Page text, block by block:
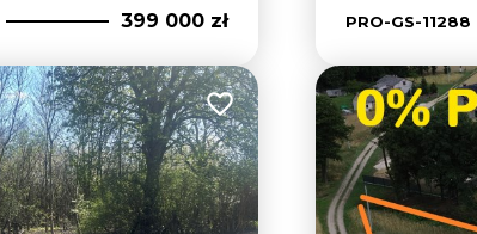
399 000 zł PRO-GS-11288
Dodaj do ulubionych